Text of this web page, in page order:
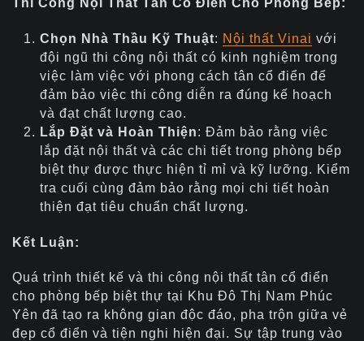
Thi Công Nội Thất Tân Cổ Điển Cho Phòng Bếp:
Chọn Nhà Thầu Kỹ Thuật: Nội thất Vinai với
đội ngũ thi công nội thất có kinh nghiệm trong
việc làm việc với phong cách tân cổ điển để
đảm bảo việc thi công diễn ra đúng kế hoạch
và đạt chất lượng cao.
Lắp Đặt và Hoàn Thiện: Đảm bảo rằng việc
lắp đặt nội thất và các chi tiết trong phòng bếp
biệt thự được thực hiện tỉ mỉ và kỹ lưỡng. Kiểm
tra cuối cùng đảm bảo rằng mọi chi tiết hoàn
thiện đạt tiêu chuẩn chất lượng.
Kết Luận:
Quá trình thiết kế và thi công nội thất tân cổ điển
cho phòng bếp biệt thự tại Khu Đô Thị Nam Phúc
Yên đã tạo ra không gian độc đáo, pha trộn giữa vẻ
đẹp cổ điển và tiện nghi hiện đại. Sự tập trung vào